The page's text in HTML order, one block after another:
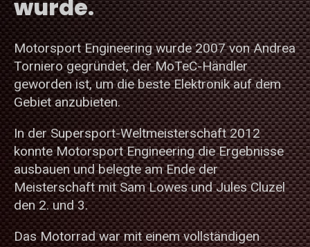
wurde.
Motorsport Engineering wurde 2007 von Andrea
Torniero gegründet, der MoTeC-Händler
geworden ist, um die beste Elektronik auf dem
Gebiet anzubieten.
In der Supersport-Weltmeisterschaft 2012
konnte Motorsport Engineering die Ergebnisse
ausbauen und belegte am Ende der
Meisterschaft mit Sam Lowes und Jules Cluzel
den 2. und 3.
Das Motorrad war mit einem vollständigen